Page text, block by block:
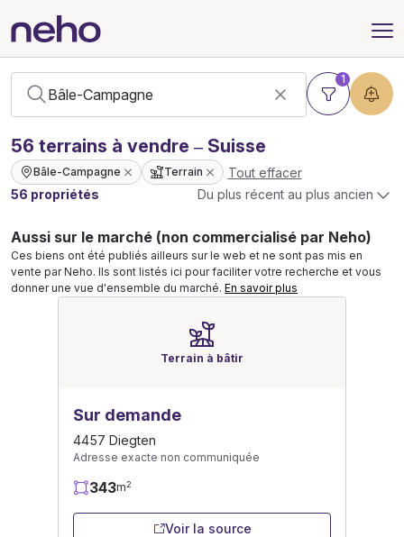
1
56 terrains à vendre – Suisse
Bâle-Campagne Terrain
Tout effacer
56 propriétés
Du plus récent au plus ancien
Aussi sur le marché (non commercialisé par Neho)
Ces biens ont été publiés ailleurs sur le web et ne sont pas mis en
vente par Neho. Ils sont listés ici pour faciliter votre recherche et vous
donner une vue d'ensemble du marché. En savoir plus
Terrain à bâtir
Sur demande
4457 Diegten
Adresse exacte non communiquée
343m2
Voir la source